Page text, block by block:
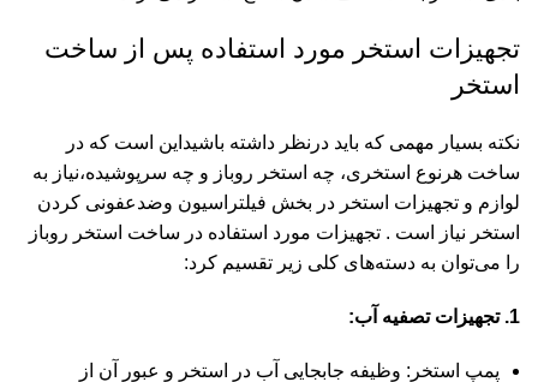
تجهیزات استخر مورد استفاده پس از ساخت
استخر
نکته بسیار مهمی که باید درنظر داشته باشیداین است که در
ساخت هرنوع استخری، چه استخر روباز و چه سرپوشیده،نیاز به
لوازم و تجهیزات استخر در بخش فیلتراسیون وضدعفونی کردن
استخر نیاز است . تجهیزات مورد استفاده در ساخت استخر روباز
را می‌توان به دسته‌های کلی زیر تقسیم کرد:
1. تجهیزات تصفیه آب:
پمپ استخر : وظیفه جابجایی آب در استخر و عبور آن از